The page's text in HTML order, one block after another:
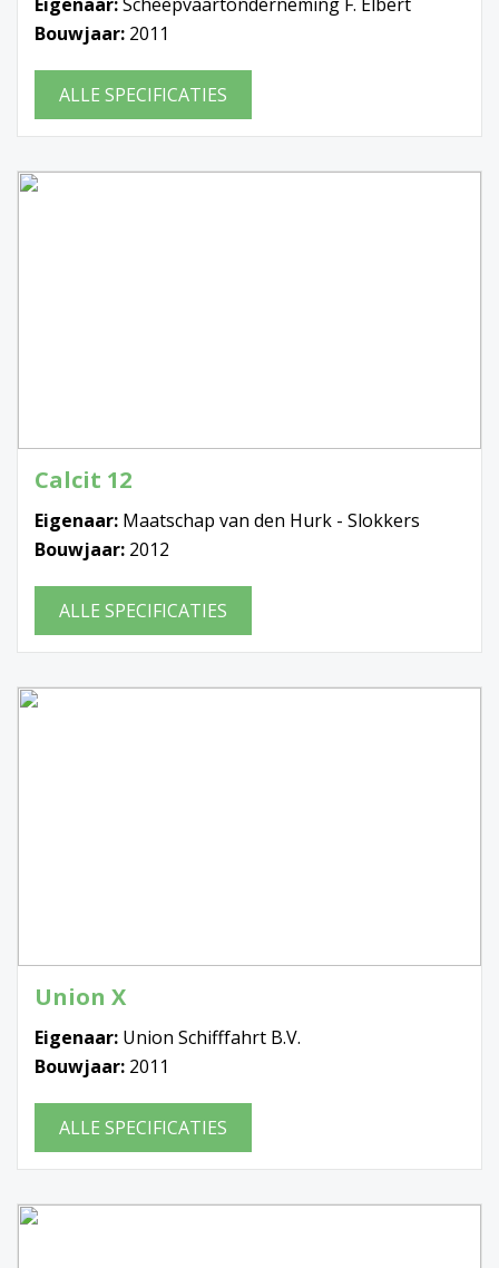
Bouwjaar: 2011
ALLE SPECIFICATIES
Calcit 12
Eigenaar: Maatschap van den Hurk - Slokkers
Bouwjaar: 2012
ALLE SPECIFICATIES
Union X
Eigenaar: Union Schifffahrt B.V.
Bouwjaar: 2011
ALLE SPECIFICATIES